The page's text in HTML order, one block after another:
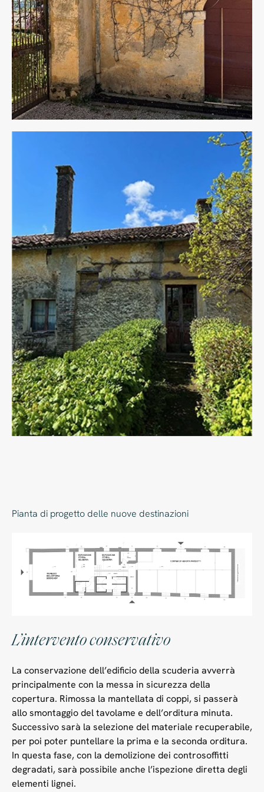
Pianta di progetto delle nuove destinazioni
L’intervento conservativo
La conservazione dell’edificio della scuderia avverrà
principalmente con la messa in sicurezza della
copertura. Rimossa la mantellata di coppi, si passerà
allo smontaggio del tavolame e dell’orditura minuta.
Successivo sarà la selezione del materiale recuperabile,
per poi poter puntellare la prima e la seconda orditura.
In questa fase, con la demolizione dei controsoffitti
degradati, sarà possibile anche l’ispezione diretta degli
elementi lignei.